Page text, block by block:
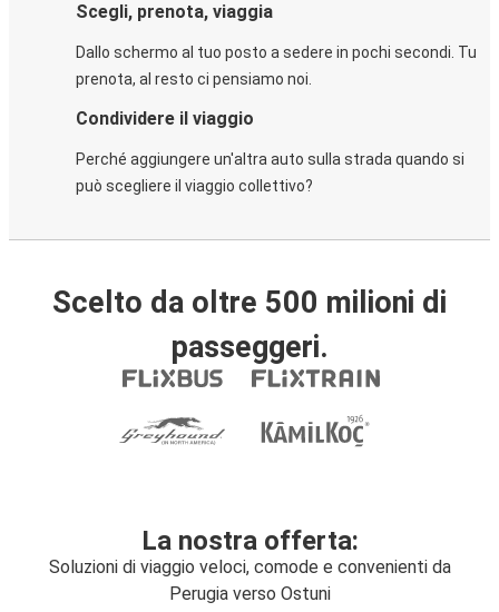
Scegli, prenota, viaggia
Dallo schermo al tuo posto a sedere in pochi secondi. Tu
prenota, al resto ci pensiamo noi.
Condividere il viaggio
Perché aggiungere un'altra auto sulla strada quando si
può scegliere il viaggio collettivo?
Scelto da oltre 500 milioni di
passeggeri.
La nostra offerta:
Soluzioni di viaggio veloci, comode e convenienti da
Perugia verso Ostuni